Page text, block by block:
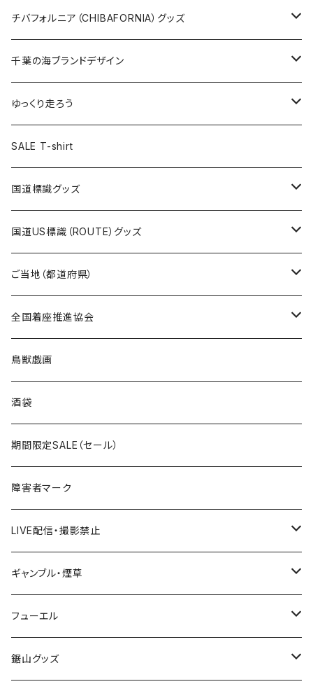
Tシャツ
キャップ
トートバッグ
ランチバッグ
エコバッグ
缶バッジ
キーホルダー
クリアファイル
ステッカー
缶バッジ
キーホルダー
クリアファイル
ステッカー大
缶バッジ32mm
缶バッジ54mm
エコバッグ
JAGUARさんコラボグッズ
Tシャツ
ステッカー
サコッシュ
ホテルキーホルダー
モーテルキーホルダー
トートバッグ
ステッカー
缶バッジ
クリアファイル
マスク
エコバッグ
千葉ロッテマリーンズコラボ
Tシャツ
キャップ
エコバッグ
ステッカー
モーテルキーホルダー
ホテルキーホルダー
トートバッグ
チバフォルニア（CHIBAFORNIA）グッズ
Tシャツ
キャップ
ステッカー
ホテルキーホルダー
千葉の海ブランドデザイン
Tシャツ
キャップ
ステッカー
ゆっくり走ろう
Tシャツ
ステッカー
ホテルキーホルダー
SALE T-shirt
国道標識グッズ
ステッカー
国道0～99号線
国道100～199号線
国道600～699号線
国道700～799号線
Tシャツ
キャップ
国道US標識（ROUTE）グッズ
ステッカー
ROUTE 0～99号線
ROUTE100～199号線
ROUTE600～699号線
ROUTE700～799号線
Tシャツ
ROUTE 0～99号線
ROUTE 100～199号線
ROUTE 600～699号線
ROUTE 700～799号線
キャップ
ROUTE 0～99号線
ROUTE 100～199号線
ROUTE 600～699号線
ROUTE 700～799号線
ご当地（都道府県）
北海道
青森県
岩手県
宮城県
秋田県
Tシャツ
ステッカー
山形県
福島県
茨城県
栃木県
全国着座推進協会
ステッカー
鳥獣戯画
酒袋
期間限定SALE（セール）
障害者マーク
LIVE配信・撮影禁止
LIVE配信禁止
撮影禁止
ギャンブル・煙草
ホテルキーホルダー
たばこ・禁煙ステッカー
フューエル
ステッカー
鋸山グッズ